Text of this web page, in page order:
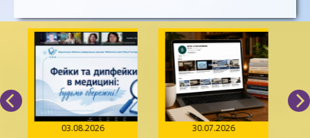
03.08.2026
30.07.2026